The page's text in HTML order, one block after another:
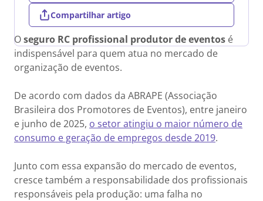
Oseguro RC profissional produtor de eventos é
indispensável para quem atua no mercado de
organização de eventos.
De acordo com dados da ABRAPE (Associação
Brasileira dos Promotores de Eventos), entre janeiro
e junho de 2025, o setor atingiu o maior número de
consumo e geração de empregos desde 2019.
Junto com essa expansão do mercado de eventos,
cresce também a responsabilidade dos profissionais
responsáveis pela produção: uma falha no
Compartilhar artigo